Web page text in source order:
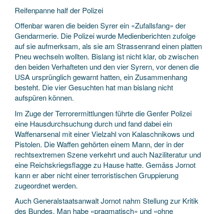
Reifenpanne half der Polizei
Offenbar waren die beiden Syrer ein «Zufallsfang» der
Gendarmerie. Die Polizei wurde Medienberichten zufolge
auf sie aufmerksam, als sie am Strassenrand einen platten
Pneu wechseln wollten. Bislang ist nicht klar, ob zwischen
den beiden Verhafteten und den vier Syrern, vor denen die
USA ursprünglich gewarnt hatten, ein Zusammenhang
besteht. Die vier Gesuchten hat man bislang nicht
aufspüren können.
Im Zuge der Terrorermittlungen führte die Genfer Polizei
eine Hausdurchsuchung durch und fand dabei ein
Waffenarsenal mit einer Vielzahl von Kalaschnikows und
Pistolen. Die Waffen gehörten einem Mann, der in der
rechtsextremen Szene verkehrt und auch Naziliteratur und
eine Reichskriegsflagge zu Hause hatte. Gemäss Jornot
kann er aber nicht einer terroristischen Gruppierung
zugeordnet werden.
Auch Generalstaatsanwalt Jornot nahm Stellung zur Kritik
des Bundes. Man habe «pragmatisch» und «ohne